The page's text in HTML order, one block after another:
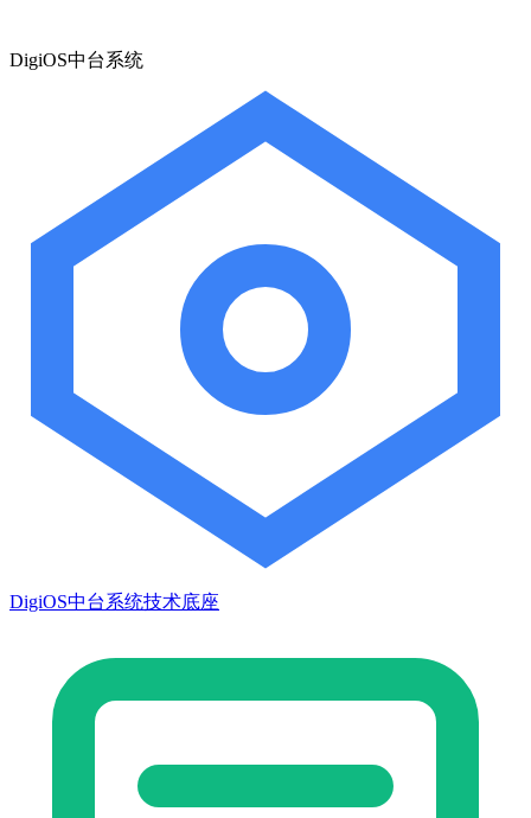
DigiOS中台系统
DigiOS中台系统技术底座